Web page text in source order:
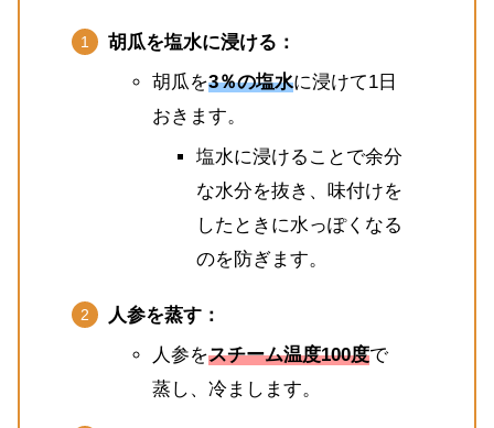
胡瓜を塩水に浸ける：
胡瓜を3％の塩水に浸けて1日
おきます。
塩水に浸けることで余分
な水分を抜き、味付けを
したときに水っぽくなる
のを防ぎます。
人参を蒸す：
人参をスチーム温度100度で
蒸し、冷まします。